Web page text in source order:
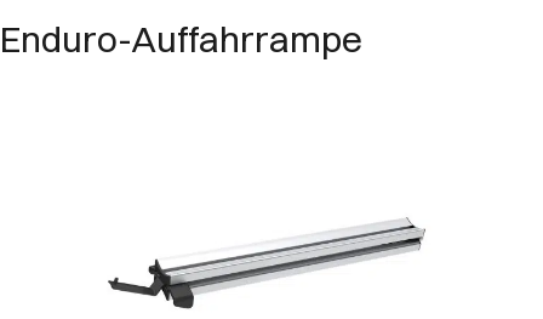
Enduro-Auffahrrampe